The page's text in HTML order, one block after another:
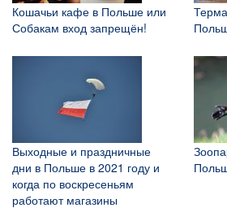
Кошачьи кафе в Польше или
Собакам вход запрещён!
Выходные и праздничные
дни в Польше в 2021 году и
когда по воскресеньям
работают магазины